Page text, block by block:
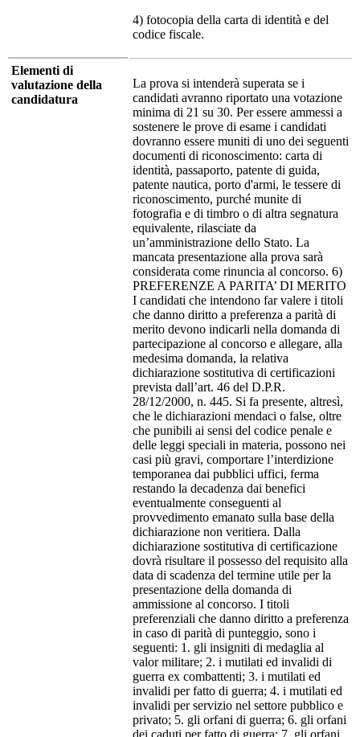
4) fotocopia della carta di identità e del
codice fiscale.
Elementi di
valutazione della
candidatura
La prova si intenderà superata se i
candidati avranno riportato una votazione
minima di 21 su 30. Per essere ammessi a
sostenere le prove di esame i candidati
dovranno essere muniti di uno dei seguenti
documenti di riconoscimento: carta di
identità, passaporto, patente di guida,
patente nautica, porto d'armi, le tessere di
riconoscimento, purché munite di
fotografia e di timbro o di altra segnatura
equivalente, rilasciate da
un’amministrazione dello Stato. La
mancata presentazione alla prova sarà
considerata come rinuncia al concorso. 6)
PREFERENZE A PARITA’ DI MERITO
I candidati che intendono far valere i titoli
che danno diritto a preferenza a parità di
merito devono indicarli nella domanda di
partecipazione al concorso e allegare, alla
medesima domanda, la relativa
dichiarazione sostitutiva di certificazioni
prevista dall’art. 46 del D.P.R.
28/12/2000, n. 445. Si fa presente, altresì,
che le dichiarazioni mendaci o false, oltre
che punibili ai sensi del codice penale e
delle leggi speciali in materia, possono nei
casi più gravi, comportare l’interdizione
temporanea dai pubblici uffici, ferma
restando la decadenza dai benefici
eventualmente conseguenti al
provvedimento emanato sulla base della
dichiarazione non veritiera. Dalla
dichiarazione sostitutiva di certificazione
dovrà risultare il possesso del requisito alla
data di scadenza del termine utile per la
presentazione della domanda di
ammissione al concorso. I titoli
preferenziali che danno diritto a preferenza
in caso di parità di punteggio, sono i
seguenti: 1. gli insigniti di medaglia al
valor militare; 2. i mutilati ed invalidi di
guerra ex combattenti; 3. i mutilati ed
invalidi per fatto di guerra; 4. i mutilati ed
invalidi per servizio nel settore pubblico e
privato; 5. gli orfani di guerra; 6. gli orfani
dei caduti per fatto di guerra; 7. gli orfani